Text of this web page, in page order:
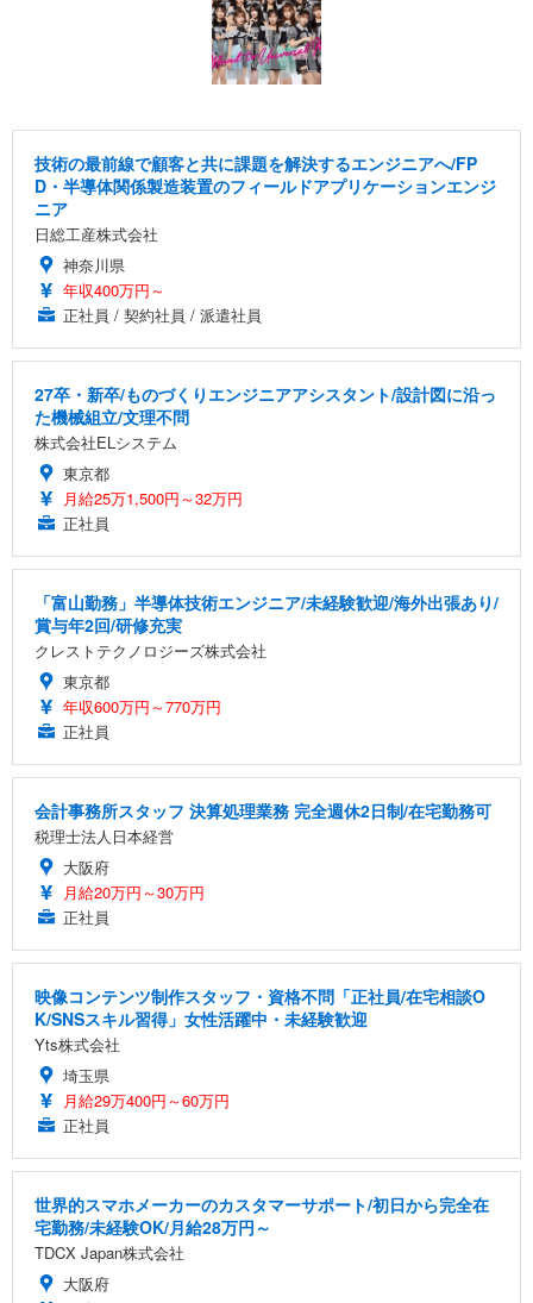
技術の最前線で顧客と共に課題を解決するエンジニアへ/FP
D・半導体関係製造装置のフィールドアプリケーションエンジ
ニア
日総工産株式会社
神奈川県
年収400万円～
正社員 / 契約社員 / 派遣社員
27卒・新卒/ものづくりエンジニアアシスタント/設計図に沿っ
た機械組立/文理不問
株式会社ELシステム
東京都
月給25万1,500円～32万円
正社員
「富山勤務」半導体技術エンジニア/未経験歓迎/海外出張あり/
賞与年2回/研修充実
クレストテクノロジーズ株式会社
東京都
年収600万円～770万円
正社員
会計事務所スタッフ 決算処理業務 完全週休2日制/在宅勤務可
税理士法人日本経営
大阪府
月給20万円～30万円
正社員
映像コンテンツ制作スタッフ・資格不問「正社員/在宅相談O
K/SNSスキル習得」女性活躍中・未経験歓迎
Yts株式会社
埼玉県
月給29万400円～60万円
正社員
世界的スマホメーカーのカスタマーサポート/初日から完全在
宅勤務/未経験OK/月給28万円～
TDCX Japan株式会社
大阪府